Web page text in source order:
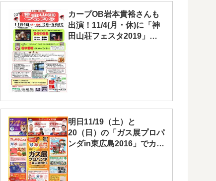
カープOB岩本貴裕さんも
出演！11/4(月・休)に「神
田山荘フェスタ2019」開
明日11/19（土）と
20（日）の「ガス展プロパ
ンダin東広島2016」でカー